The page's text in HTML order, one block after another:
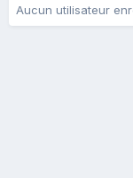
Aucun utilisateur